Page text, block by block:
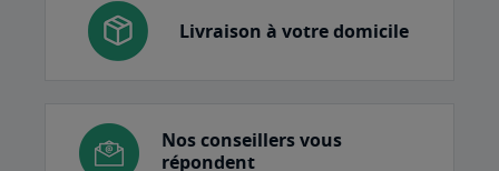
Livraison à votre domicile
Nos conseillers vous
répondent